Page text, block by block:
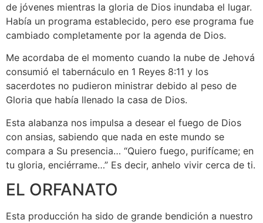
de jóvenes mientras la gloria de Dios inundaba el lugar.
Había un programa establecido, pero ese programa fue
cambiado completamente por la agenda de Dios.
Me acordaba de el momento cuando la nube de Jehová
consumió el tabernáculo en 1 Reyes 8:11 y los
sacerdotes no pudieron ministrar debido al peso de
Gloria que había llenado la casa de Dios.
Esta alabanza nos impulsa a desear el fuego de Dios
con ansias, sabiendo que nada en este mundo se
compara a Su presencia… “Quiero fuego, purifícame; en
tu gloria, enciérrame…” Es decir, anhelo vivir cerca de ti.
EL ORFANATO
Esta producción ha sido de grande bendición a nuestro